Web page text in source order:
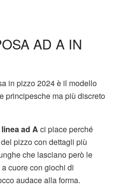
AD A IN
in pizzo 2024 è il modello
principesche ma più discreto
ad A ci piace perché
pizzo con dettagli più
che lasciano però le
cuore con giochi di
audace alla forma.